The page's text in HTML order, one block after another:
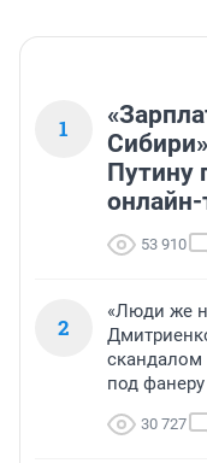
1
Путину
53 910
2
«Люди же
скандалом
под фанеру
30 727